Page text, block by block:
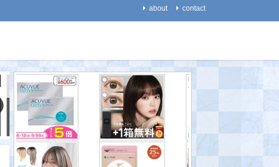
about contact
医療・健康
【代替医療】一流のスポー
ツ選手が、非科学的な代替
医療にハマりやすいのはな
ぜか？
2021-08-31
【動物】ネコは他の動物と
違って「エサを得るために
働く」ことを避ける傾向が
ある
2021-08-20